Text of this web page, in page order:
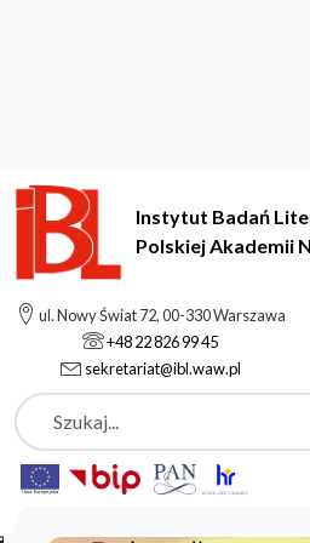
Instytut Badań
Polskiej Akademii
ul. Nowy Świat 72, 00-330 Warszawa
+48 22 826 99 45
sekretariat@ibl.waw.pl
Szukaj
Instytut Badań Literackich Polskiej
Aktualności